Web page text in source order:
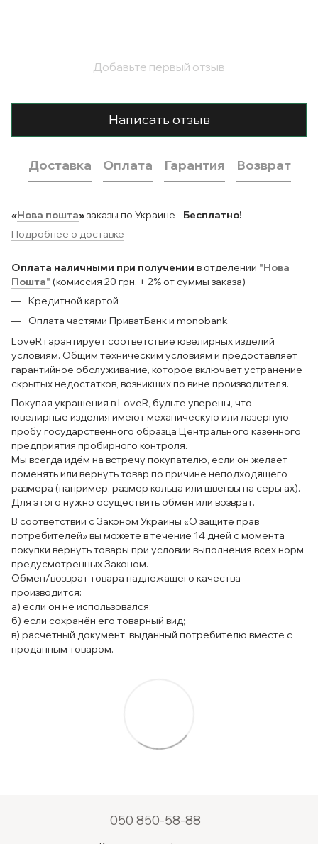
Добавьте первый отзыв
Написать отзыв
Доставка Оплата Гарантия Возврат
«Нова пошта»заказы по Украине - Бесплатно!
Подробнее о доставке
Оплата наличными при получении в отделении "Нова
Пошта" (комиссия 20 грн. + 2% от суммы заказа)
Кредитной картой
Оплата частями ПриватБанк и monobank
LoveR гарантирует соответствие ювелирных изделий
условиям. Общим техническим условиям и предоставляет
гарантийное обслуживание, которое включает устранение
скрытых недостатков, возникших по вине производителя.
Покупая украшения в LoveR, будьте уверены, что
ювелирные изделия имеют механическую или лазерную
пробу государственного образца Центрального казенного
предприятия пробирного контроля.
Мы всегда идём на встречу покупателю, если он желает
поменять или вернуть товар по причине неподходящего
размера (например, размер кольца или швензы на серьгах).
Для этого нужно осуществить обмен или возврат.
В соответствии с Законом Украины «О защите прав
потребителей» вы можете в течение 14 дней с момента
покупки вернуть товары при условии выполнения всех норм
предусмотренных Законом.
Обмен/возврат товара надлежащего качества
производится:
а) если он не использовался;
б) если сохранён его товарный вид;
в) расчетный документ, выданный потребителю вместе с
проданным товаром.
050 850-58-88